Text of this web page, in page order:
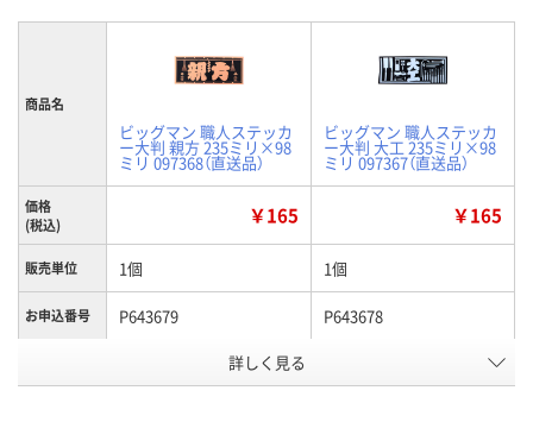
商品名
ビッグマン 職人ステッカ
ー大判 親方 235ミリ×98
ミリ 097368（直送品）
ビッグマン 職人ステッカ
ー大判 大工 235ミリ×98
ミリ 097367（直送品）
価格
(税込)
￥165 ￥165
販売単位 1個 1個
お申込番号 P643679 P643678
詳しく見る